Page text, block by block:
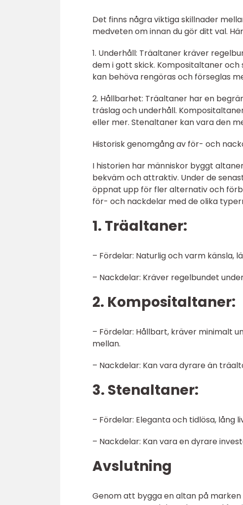
Det finns några viktiga skillnader
medveten om innan du gör ditt val.
1. Underhåll: Träaltaner kräver
dem i gott skick. Kompositaltaner
kan behöva rengöras och förseglas
2. Hållbarhet: Träaltaner har en
träslag och underhåll.
eller mer. Stenaltaner kan vara den
Historisk genomgång av för- och
I historien har människor byggt
bekväm och attraktiv. Under de
öppnat upp för fler alternativ och
för- och nackdelar med de olika
1. Träaltaner:
– Fördelar: Naturlig och varm
– Nackdelar: Kräver regelbundet
2. Kompositaltaner:
– Fördelar: Hållbart, kräver minimalt
mellan.
– Nackdelar: Kan vara dyrare än
3. Stenaltaner:
– Fördelar: Eleganta och tidlösa, lång
– Nackdelar: Kan vara en dyrare
Avslutning
Genom att bygga en altan på